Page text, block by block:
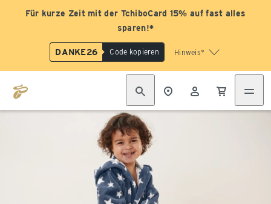
Für kurze Zeit mit der TchiboCard 15% auf fast alles
sparen!*
DANKE26 Code kopieren Hinweis*